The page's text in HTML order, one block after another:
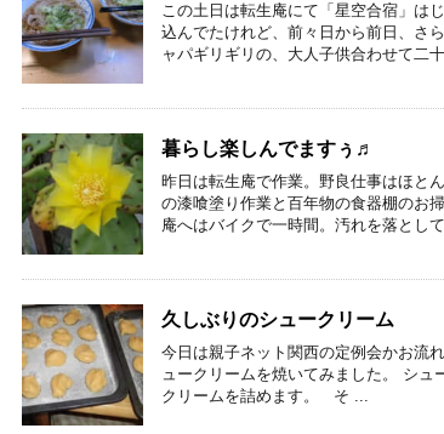
この土日は転生庵にて「星空合宿」は
込んでたけれど、前々日から前日、さ
ャパギリギリの、大人子供合わせて二
暮らし楽しんでますぅ♬
昨日は転生庵で作業。野良仕事はほと
の漆喰塗り作業と百年物の食器棚のお
庵へはバイクで一時間。汚れを落とし
久しぶりのシュークリーム
今日は親子ネット関西の定例会かお流
ュークリームを焼いてみました。 シュ
クリームを詰めます。 そ ...